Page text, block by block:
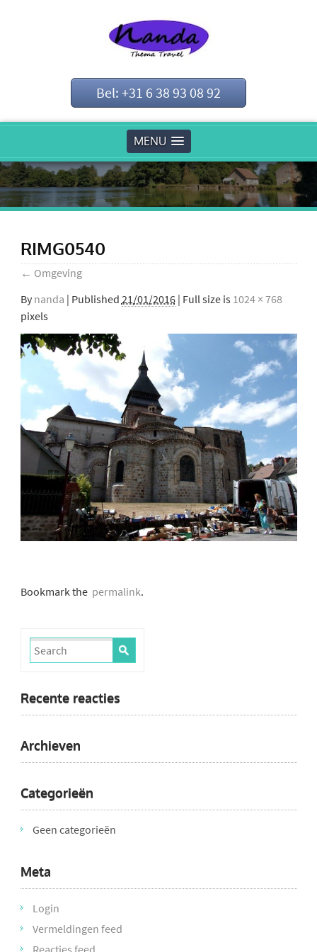
Bel: +31 6 38 93 08 92
MENU
RIMG0540
← Omgeving
By nanda | Published 21/01/2016| Full size is 1024 × 768
pixels
Bookmark thepermalink.
Recente reacties
Archieven
Categorieën
Geen categorieën
Meta
Login
Vermeldingen feed